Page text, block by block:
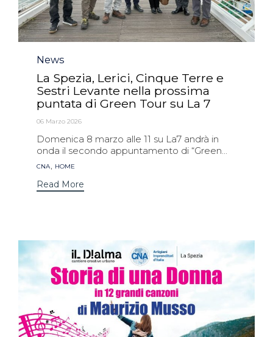
Category
News
La Spezia, Lerici, Cinque Terre e
Sestri Levante nella prossima
puntata di Green Tour su La 7
06 Marzo 2026
Domenica 8 marzo alle 11 su La7 andrà in
onda il secondo appuntamento di “Green...
Tags
CNA, HOME
Read More